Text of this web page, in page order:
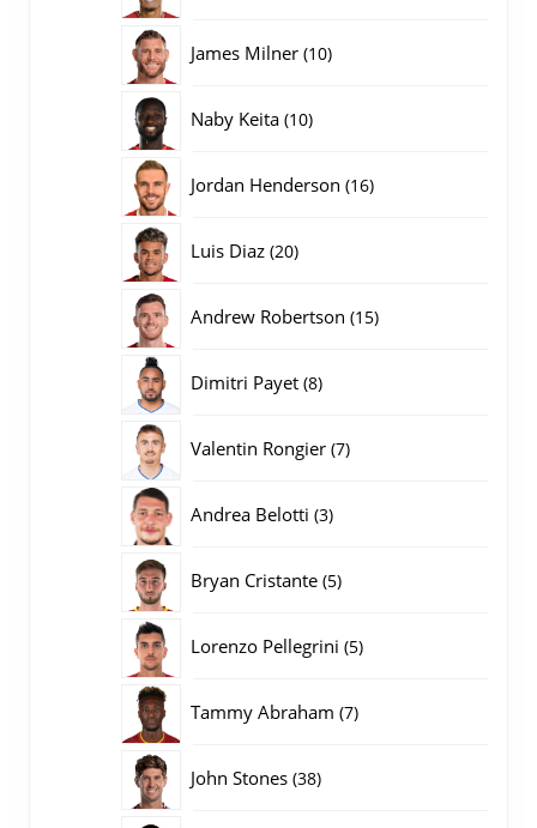
James Milner 1010
Naby Keita 1010
Jordan Henderson 1616
Luis Diaz 2020
Andrew Robertson 1515
Dimitri Payet 88
Valentin Rongier 77
Andrea Belotti 33
Bryan Cristante 55
Lorenzo Pellegrini 55
Tammy Abraham 77
John Stones 3838